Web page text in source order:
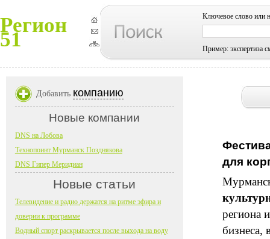
Регион
51
Ключевое слово или
Пример: экспертиза
для
региона
бизнеса,
Добавить компанию
Новые компании
DNS на Лобова
Технопоинт Мурманск Позднякова
DNS Гипер Меридиан
Новые статьи
Телевидение и радио держатся на ритме эфира и
доверии к программе
Водный спорт раскрывается после выхода на воду